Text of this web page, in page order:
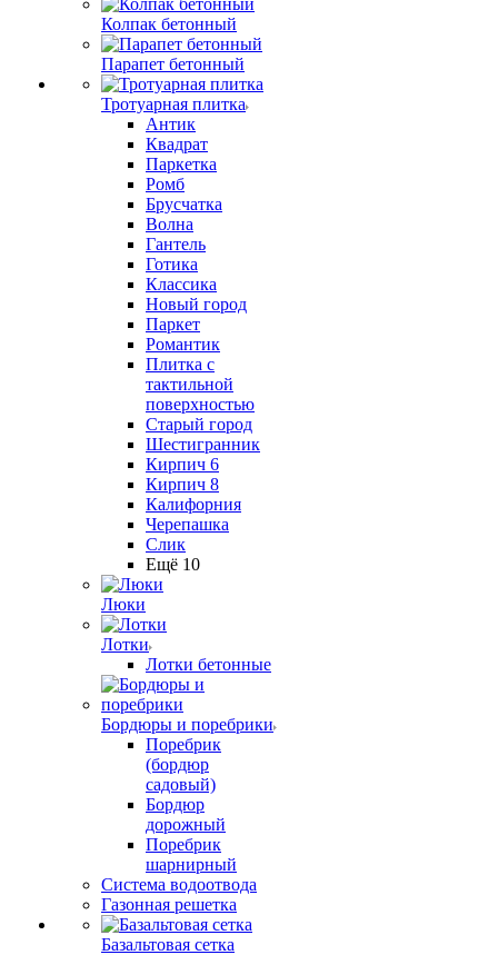
Колпак бетонный
Парапет бетонный
Тротуарная плитка
Антик
Квадрат
Паркетка
Ромб
Брусчатка
Волна
Гантель
Готика
Классика
Новый город
Паркет
Романтик
Плитка с
тактильной
поверхностью
Старый город
Шестигранник
Кирпич 6
Кирпич 8
Калифорния
Черепашка
Слик
Ещё 10
Люки
Лотки
Лотки бетонные
Бордюры и поребрики
Поребрик
(бордюр
садовый)
Бордюр
дорожный
Поребрик
шарнирный
Система водоотвода
Газонная решетка
Базальтовая сетка